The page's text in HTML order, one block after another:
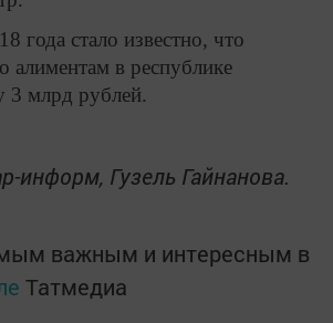
года стало известно, что
алиментам в республике
3 млрд рублей.
информ, Гузель Гайнанова.
важным и интересным в
Татмедиа